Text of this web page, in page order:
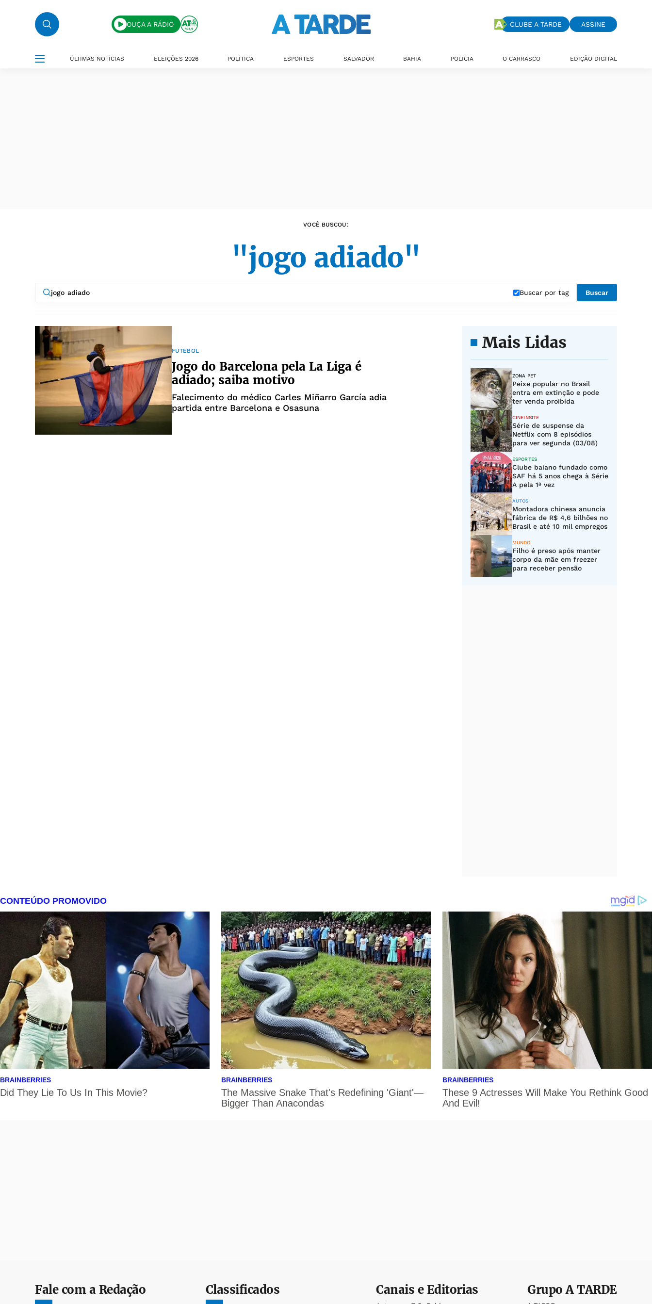
OUÇA A RÁDIO CLUBE A TARDE ASSINE
ÚLTIMAS NOTÍCIAS ELEIÇÕES 2026 POLÍTICA ESPORTES SALVADOR BAHIA POLÍCIA O CARRASCO EDIÇÃO DIGITAL
VOCÊ BUSCOU:
"jogo adiado"
Buscar por tag Buscar
FUTEBOL
Jogo do Barcelona pela La Liga é
adiado; saiba motivo
Falecimento do médico Carles Miñarro García adia
partida entre Barcelona e Osasuna
Mais Lidas
ZONA PET
Peixe popular no Brasil
entra em extinção e pode
ter venda proibida
CINEINSITE
Série de suspense da
Netflix com 8 episódios
para ver segunda (03/08)
ESPORTES
Clube baiano fundado como
SAF há 5 anos chega à Série
A pela 1ª vez
AUTOS
Montadora chinesa anuncia
fábrica de R$ 4,6 bilhões no
Brasil e até 10 mil empregos
MUNDO
Filho é preso após manter
corpo da mãe em freezer
para receber pensão
Fale com a Redação Classificados Canais e Editorias GrupoA TARDE